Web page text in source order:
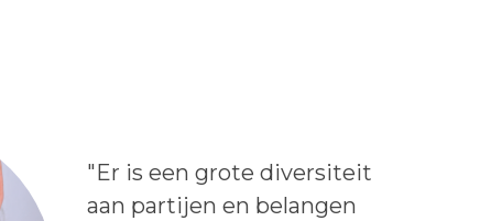
Lees het bericht:
"Er is een grote diversiteit
aan partijen en belangen